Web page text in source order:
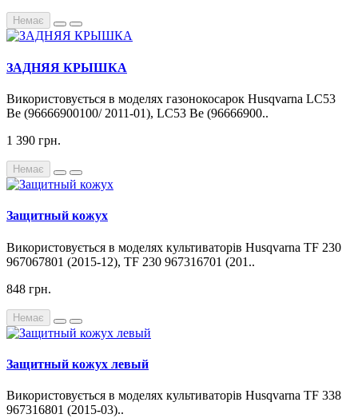
Немає
ЗАДНЯЯ КРЫШКА
Використовується в моделях газонокосарок Husqvarna LC53
Be (96666900100/ 2011-01), LC53 Be (96666900..
1 390 грн.
Немає
Защитный кожух
Використовується в моделях культиваторів Husqvarna TF 230
967067801 (2015-12), TF 230 967316701 (201..
848 грн.
Немає
Защитный кожух левый
Використовується в моделях культиваторів Husqvarna TF 338
967316801 (2015-03)..